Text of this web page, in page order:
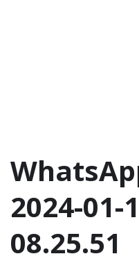
2024-01-
08.25.51